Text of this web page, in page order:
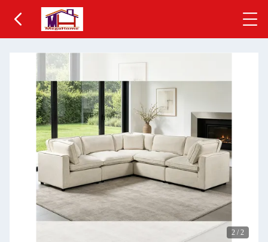
2 / 2